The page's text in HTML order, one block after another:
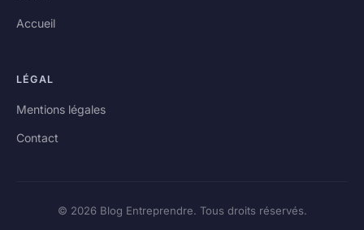
Accueil
LÉGAL
Mentions légales
Contact
© 2026 Blog Entreprendre. Tous droits réservés.